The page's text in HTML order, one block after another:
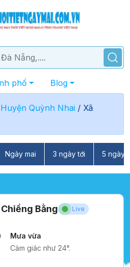
phố Blog
Huyện Quỳnh Nhai / Xã
Ngày mai 3 ngày tới 5 ngày
Bằng Live
Mưa vừa
Cảm giác như 24°.